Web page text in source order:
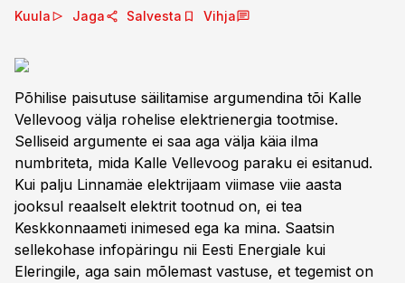
Kuula Jaga Salvesta Vihja
Põhilise paisutuse säilitamise argumendina tõi Kalle
Vellevoog välja rohelise elektrienergia tootmise.
Selliseid argumente ei saa aga välja käia ilma
numbriteta, mida Kalle Vellevoog paraku ei esitanud.
Kui palju Linnamäe elektrijaam viimase viie aasta
jooksul reaalselt elektrit tootnud on, ei tea
Keskkonnaameti inimesed ega ka mina. Saatsin
sellekohase infopäringu nii Eesti Energiale kui
Eleringile, aga sain mõlemast vastuse, et tegemist on